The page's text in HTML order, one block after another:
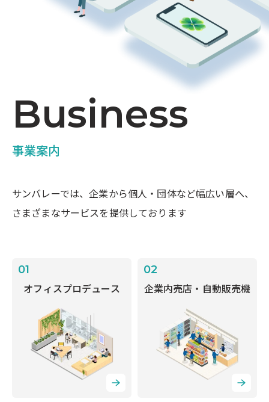
Business
事業案内
サンバレーでは、企業から個人・団体など幅広い層へ、
さまざまなサービスを提供しております
01
オフィスプロデュース
02
企業内売店・自動販売機